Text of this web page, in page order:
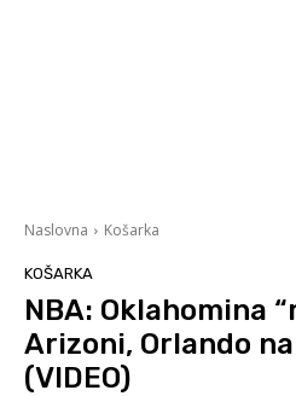
Naslovna Košarka
KOŠARKA
NBA: Oklahomina
Arizoni, Orlando
(VIDEO)